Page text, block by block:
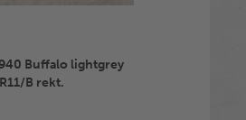
Buffalo lightgrey
B rekt.